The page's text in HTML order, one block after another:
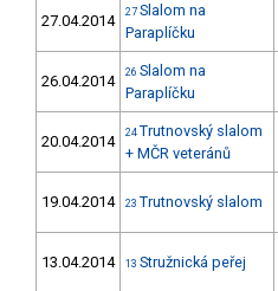
27.04.2014 27 Slalom na
Paraplíčku
26.04.2014 26 Slalom na
Paraplíčku
20.04.2014 24 Trutnovský slalom
+ MČR veteránů
19.04.2014 23 Trutnovský slalom
13.04.2014 13 Stružnická peřej